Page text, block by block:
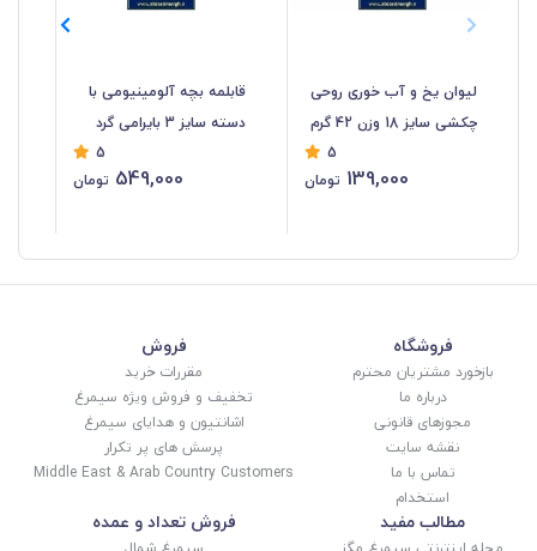
لیوان یخ و آب خوری روحی
چکشی سایز 18 وزن 42 گرم
5
139,000 تومان
قابلمه بچه آلومینیومی با
دسته سایز 3 بایرامی گرد
5
549,000 تومان
فروشگاه
بازخورد مشتریان محترم
درباره ما
مجوزهای قانونی
نقشه سایت
تماس با ما
استخدام
فروش
مقررات خرید
تخفیف و فروش ویژه سیمرغ
اشانتیون و هدایای سیمرغ
پرسش های پر تکرار
Middle East & Arab Country Customers
مطالب مفید فروش تعداد و عمده